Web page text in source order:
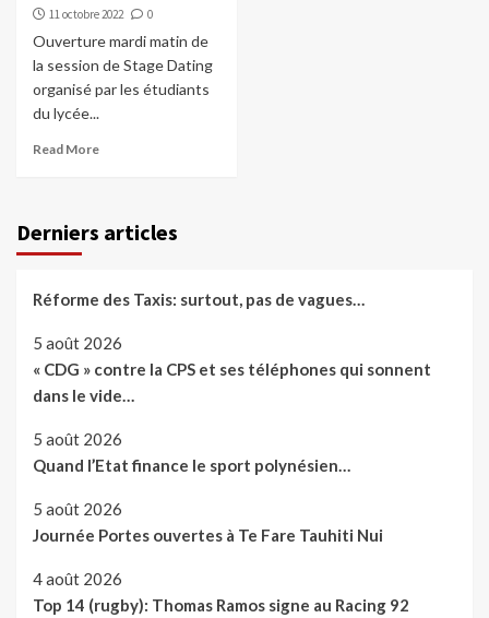
11 octobre 2022 0
Ouverture mardi matin de
la session de Stage Dating
organisé par les étudiants
du lycée...
Read More
Derniers articles
Réforme des Taxis: surtout, pas de vagues…
5 août 2026
« CDG » contre la CPS et ses téléphones qui sonnent
dans le vide…
5 août 2026
Quand l’Etat finance le sport polynésien…
5 août 2026
Journée Portes ouvertes à Te Fare Tauhiti Nui
4 août 2026
Top 14 (rugby): Thomas Ramos signe au Racing 92